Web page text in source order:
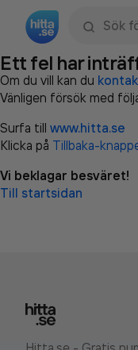
Ett fel har
Om du vill kan du
Vänligen försök med
Surfa till www.hitta.se
Klicka på Tillbaka-
Vi beklagar besväret!
Till startsidan